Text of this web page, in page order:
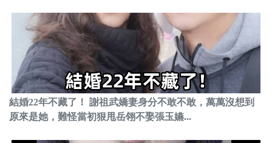
結婚22年不藏了！ 謝祖武嬌妻身分不敢不敢，萬萬沒想到
原來是她，難怪當初狠甩岳翎不娶張玉嬿...